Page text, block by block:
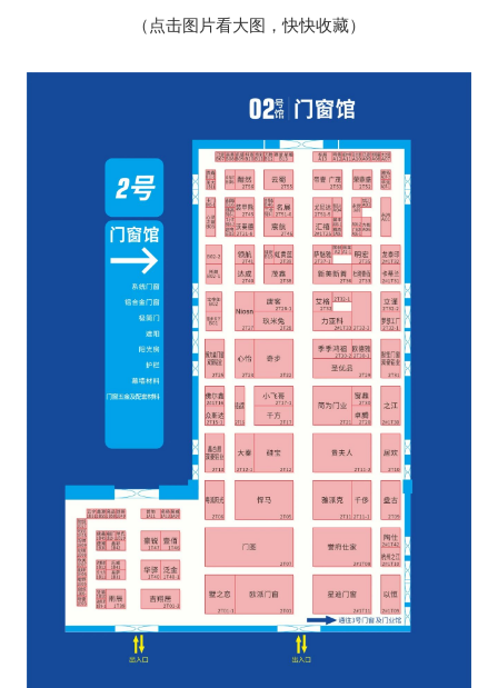
（点击图片看大图，快快收藏）